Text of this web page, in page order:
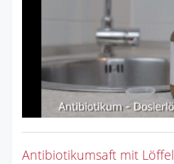
Antibiotikumsaft mit Löffel